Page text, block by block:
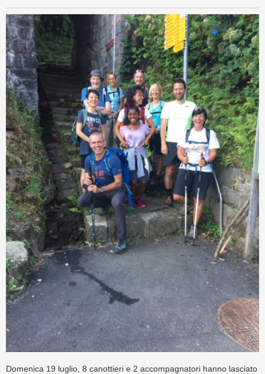
Domenica 19 luglio, 8 canottieri e 2 accompagnatori hanno lasciato